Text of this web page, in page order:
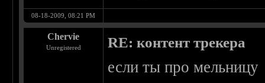
08-18-2009, 08:21 PM
Chervie
Unregistered RE: контент трекера
если ты про мельницу